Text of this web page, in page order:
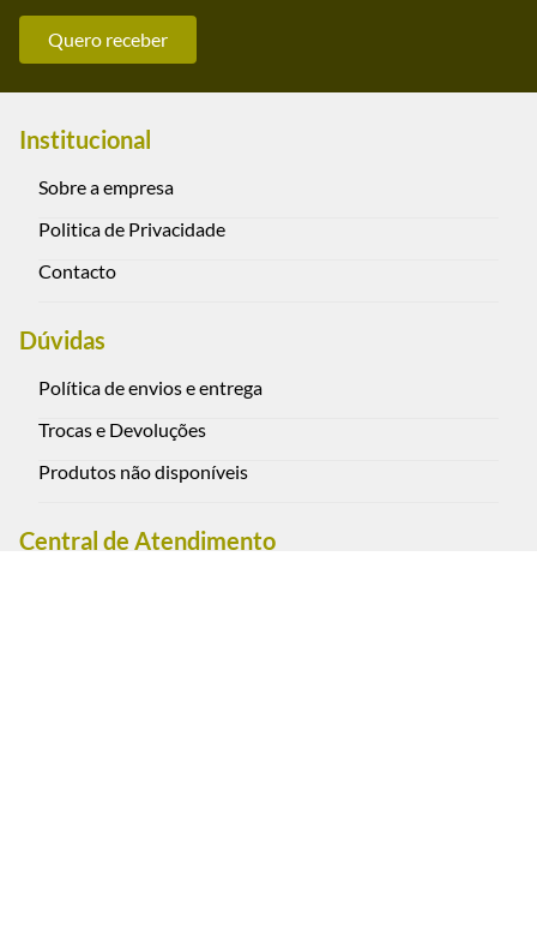
Quero receber
Institucional
Sobre a empresa
Politica de Privacidade
Contacto
Dúvidas
Política de envios e entrega
Trocas e Devoluções
Produtos não disponíveis
Central de Atendimento